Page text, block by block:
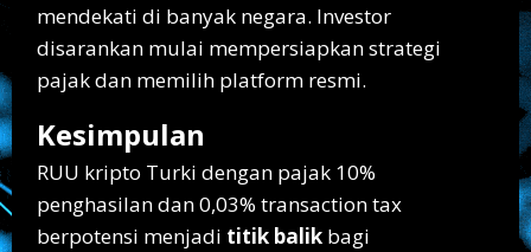
mendekati di banyak negara. Investor
disarankan mulai mempersiapkan strategi
pajak dan memilih platform resmi.
Kesimpulan
RUU kripto Turki dengan pajak 10%
penghasilan dan 0,03% transaction tax
berpotensi menjadi titik balik bagi